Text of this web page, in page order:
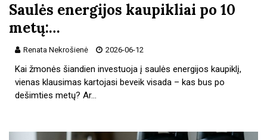
Saulės energijos kaupikliai po 10
metų:…
Renata Nekrošienė 2026-06-12
Kai žmonės šiandien investuoja į saulės energijos kaupiklį,
vienas klausimas kartojasi beveik visada – kas bus po
dešimties metų? Ar…